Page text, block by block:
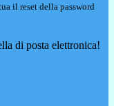
il reset della password
di posta elettronica!